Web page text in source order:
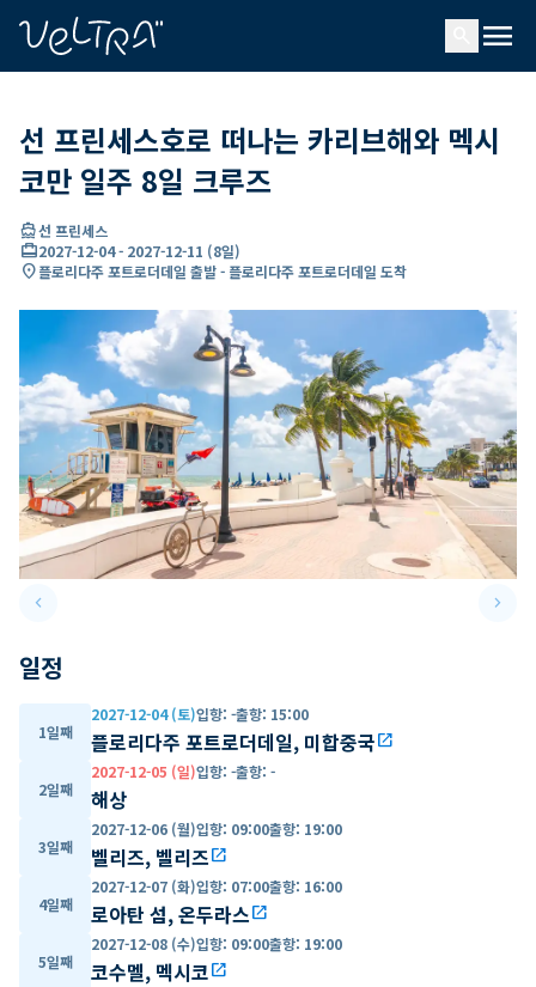
menu
선 프린세스호로 떠나는 카리브해와 멕시
코만 일주 8일 크루즈
directions_boat선 프린세스
card_travel2027-12-04- 2027-12-11 (8일)
location_on플로리다주 포트로더데일 출발 - 플로리다주 포트로더데일 도착
keyboard_arrow_leftPrevious slide keyboard_arrow_right
일정
1일째
2027-12-04 (토)입항: -출항: 15:00
플로리다주 포트로더데일, 미합중국open_in_new
2일째
2027-12-05 (일)입항: -출항: -
해상
3일째
2027-12-06 (월)입항: 09:00출항: 19:00
벨리즈, 벨리즈open_in_new
4일째
2027-12-07 (화)입항: 07:00출항: 16:00
로아탄 섬, 온두라스open_in_new
5일째
2027-12-08 (수)입항: 09:00출항: 19:00
코수멜, 멕시코open_in_new